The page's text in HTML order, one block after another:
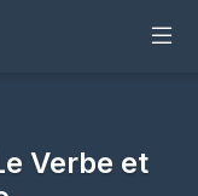
Verbe et